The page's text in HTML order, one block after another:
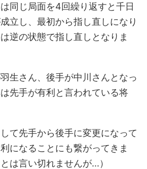
同じ局面を4回繰り返すと千日
立し、最初から指し直しになり
逆の状態で指し直しとなりま
生さん、後手が中川さんとなっ
先手が有利と言われている将
て先手から後手に変更になって
になることにも繋がってきま
は言い切れませんが...）